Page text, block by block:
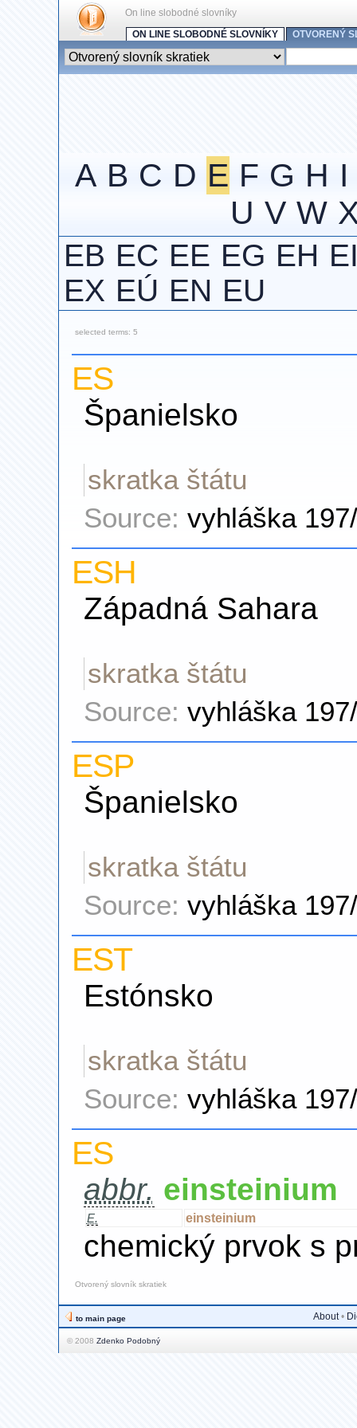
On line slobodné slovníky
ON LINE SLOBODNÉ SLOVNÍKY
OTVORENÝ
A B C D E F G H I
U V W
EB EC EE EG EH
EX EÚ EN EU
selected terms: 5
ES
Španielsko
skratka štátu
Source: vyhláška
ESH
Západná Sahara
skratka štátu
Source: vyhláška
ESP
Španielsko
skratka štátu
Source: vyhláška
EST
Estónsko
skratka štátu
Source: vyhláška
ES
abbr. einsteinium
E. einsteinium
chemický prvok s
Otvorený slovník skratiek
to main page About•
© 2008 Zdenko Podobný